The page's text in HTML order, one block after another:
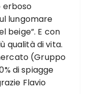
erboso
lungomare
beige”. E con
qualità di vita.
(Gruppo
di spiagge
Flavio